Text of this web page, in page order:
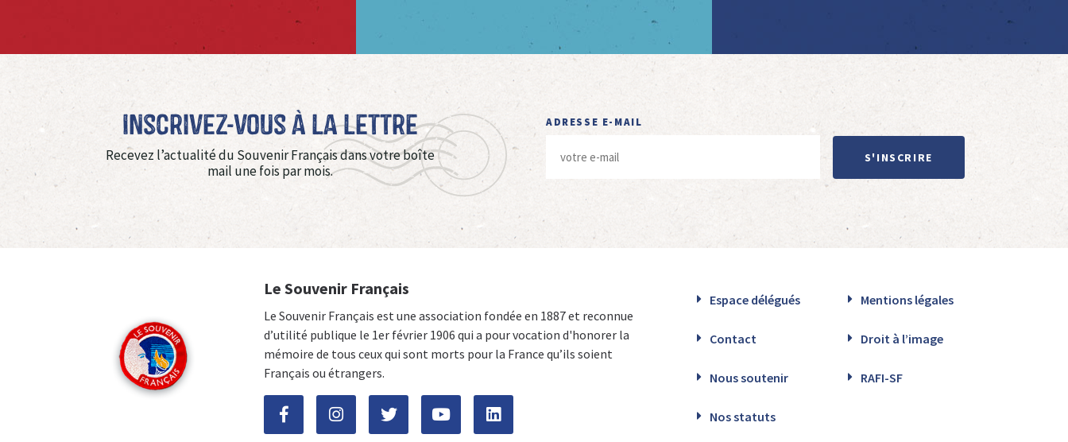
Inscrivez-vous à La Lettre
Recevez l’actualité du Souvenir Français dans votre boîte
mail une fois par mois.
ADRESSE E-MAIL
S'INSCRIRE
Le Souvenir Français
Le Souvenir Français est une association fondée en 1887 et reconnue
d’utilité publique le 1er février 1906 qui a pour vocation d'honorer la
mémoire de tous ceux qui sont morts pour la France qu’ils soient
Français ou étrangers.
Espace délégués Mentions légales
Contact Droit à l’image
Nous soutenir RAFI-SF
Nos statuts